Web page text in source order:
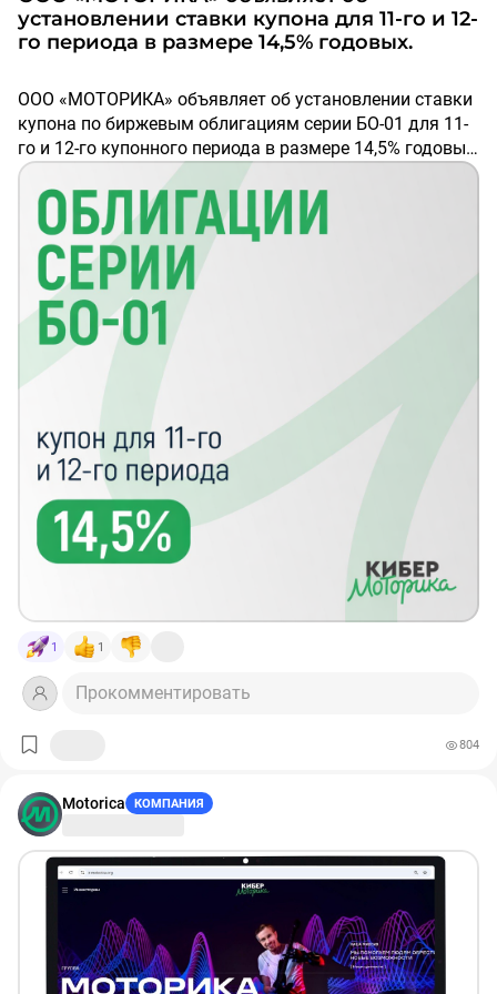
фокусируемся на кандидатах с уникальными
навыками в протезировании, технических средствах
Присоединяйтесь к нашейкоманде!
установлении ставки купона для 11-го и 12-
го периода в размере 14,5% годовых.
ООО «МОТОРИКА» объявляет об установлении ставки
купона по биржевым облигациям серии БО-01 для 11-
го и 12-го купонного периода в размере 14,5% годовых.
Выплата по 11-му купону состоится 15 июля 2026 года,
сумма купонного дохода составит 25,31 руб. на одну
биржевую облигацию.
Выплата по 12-му купону состоится 14 октября 2026
года, сумма купонного дохода составит 14,46 руб. на
одну биржевую облигацию.
Подробнее на сайте раскрытия информации:
Интерфакс – Сервер раскрытия информации
1 1
Прокомментировать
804
Motorica КОМПАНИЯ